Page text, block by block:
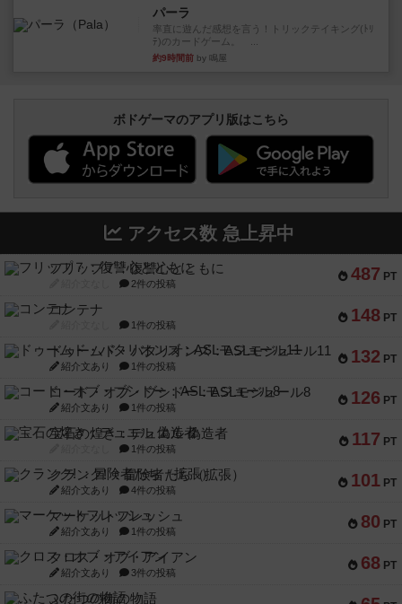
パーラ
率直に遊んだ感想を言う！トリックテイキング(ﾄﾘ
ﾃ)のカードゲーム。 ...
約9時間前 by 鳴屋
ボドゲーマのアプリ版はこちら
アクセス数 急上昇中
487 PT
フリップ７：復讐心とともに
2件の投稿
148 PT
コンテナ
1件の投稿
132 PT
ドゥームド・バタリオンズ：ASLモジュール11
紹介文あり 1件の投稿
126 PT
コード・オブ・ブシドー：ASLモジュール8
紹介文あり 1件の投稿
117 PT
宝石の煌き：デュエル 偽造者
1件の投稿
101 PT
クランク! ：冒険者たち（拡張）
紹介文あり 4件の投稿
80 PT
マーケットフレッシュ
紹介文あり 1件の投稿
68 PT
クロス・オブ・アイアン
紹介文あり 3件の投稿
ふたつの街の物語